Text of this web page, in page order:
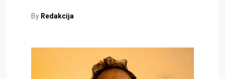
By Redakcija